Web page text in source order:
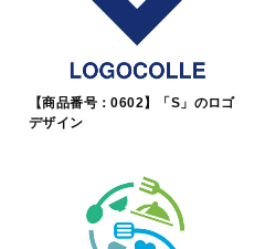
【商品番号：0602】「S」のロゴ
デザイン